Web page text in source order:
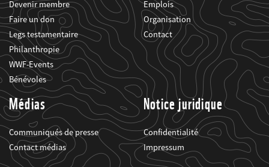
Devenir membre
Faire un don
Legs testamentaire
Philanthropie
WWF-Events
Bénévoles
Emplois
Organisation
Contact
Médias
Communiqués de presse
Contact médias
Notice juridique
Confidentialité
Impressum